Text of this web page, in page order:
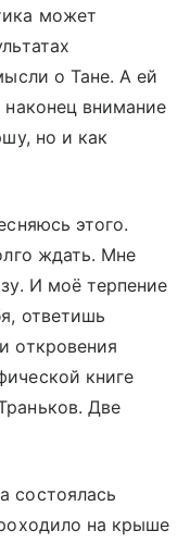
может
о Тане. А ей
наконец внимание
но и как
этого.
ждать. Мне
И моё терпение
ответишь
откровения
книге
Две
состоялась
на крыше